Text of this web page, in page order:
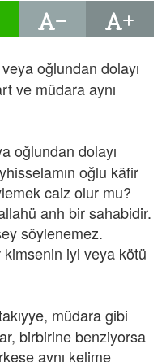
oğlundan dolayı
ve müdara aynı
oğlundan dolayı
oğlu kâfir
caiz olur mu?
anh bir sahabidir.
söylenemez.
kimsenin iyi veya kötü
müdara gibi
birbirine benziyorsa
aynı kelime